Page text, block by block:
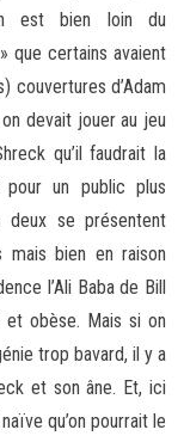
est bien loin du
que certains avaient
couvertures d’Adam
devait jouer au jeu
qu’il faudrait la
un public plus
deux se présentent
bien en raison
l’Ali Baba de Bill
et obèse. Mais si on
trop bavard, il y a
et son âne. Et, ici
qu’on pourrait le